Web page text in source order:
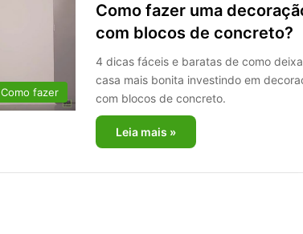
Como fazer
Como fazer uma
com blocos de concreto?
4 dicas fáceis e baratas de como
casa mais bonita investindo em
com blocos de concreto.
Leia mais »